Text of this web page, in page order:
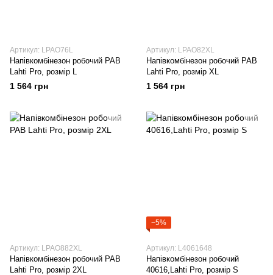
Артикул: LPAO76L
Напівкомбінезон робочий РАВ
Lahti Pro, розмір L
1 564 грн
Артикул: LPAO82XL
Напівкомбінезон робочий РАВ
Lahti Pro, розмір XL
1 564 грн
Артикул: LPAO882XL
Напівкомбінезон робочий РАВ
Lahti Pro, розмір 2XL
−5%
Артикул: L4061648
Напівкомбінезон робочий
40616,Lahti Pro, розмір S